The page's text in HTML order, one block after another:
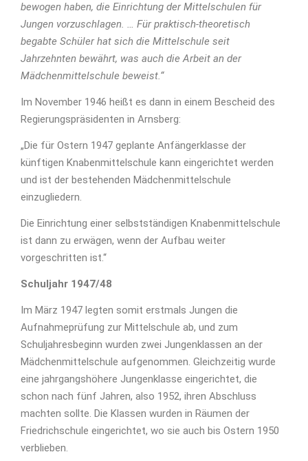
bewogen haben, die Einrichtung der Mittelschulen für
Jungen vorzuschlagen. … Für praktisch-theoretisch
begabte Schüler hat sich die Mittelschule seit
Jahrzehnten bewährt, was auch die Arbeit an der
Mädchenmittelschule beweist.“
Im November 1946 heißt es dann in einem Bescheid des
Regierungspräsidenten in Arnsberg:
„Die für Ostern 1947 geplante Anfängerklasse der
künftigen Knabenmittelschule kann eingerichtet werden
und ist der bestehenden Mädchenmittelschule
einzugliedern.
Die Einrichtung einer selbstständigen Knabenmittelschule
ist dann zu erwägen, wenn der Aufbau weiter
vorgeschritten ist.“
Schuljahr 1947/48
Im März 1947 legten somit erstmals Jungen die
Aufnahmeprüfung zur Mittelschule ab, und zum
Schuljahresbeginn wurden zwei Jungenklassen an der
Mädchenmittelschule aufgenommen. Gleichzeitig wurde
eine jahrgangshöhere Jungenklasse eingerichtet, die
schon nach fünf Jahren, also 1952, ihren Abschluss
machten sollte. Die Klassen wurden in Räumen der
Friedrichschule eingerichtet, wo sie auch bis Ostern 1950
verblieben.